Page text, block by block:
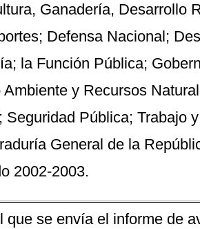
Ganadería, Desarrollo
Defensa Nacional;
la Función Pública;
y Recursos
Seguridad Pública; Trabajo
General de la
2002-2003.
que se envía el informe de